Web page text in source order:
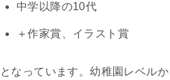
中学以降の10代
＋作家賞、イラスト賞
となっています。幼稚園レベル